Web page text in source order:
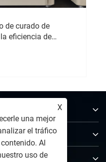
de curado de
eficiencia de
X
una mejor
el tráfico
Al
uso de